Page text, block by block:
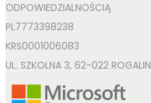
ODPOWIEDZIALNOŚCIĄ
PL7773398238
KRS0001006083
UL. SZKOLNA 3, 62-022 ROGALIN